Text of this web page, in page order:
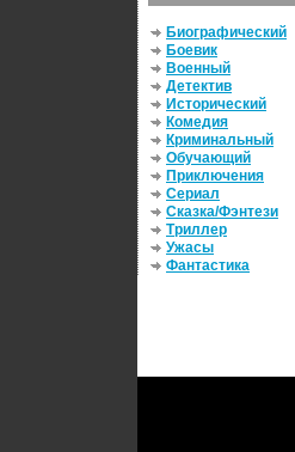
Биографический
Боевик
Военный
Детектив
Исторический
Комедия
Криминальный
Обучающий
Приключения
Сериал
Сказка/Фэнтези
Триллер
Ужасы
Фантастика